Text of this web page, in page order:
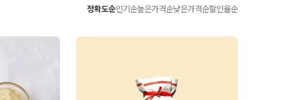
정확도순인기순높은가격순낮은가격순할인율순